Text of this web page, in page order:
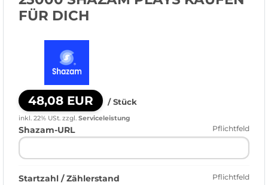
FÜR DICH
48,08 EUR / Stück
inkl. 22% USt. zzgl. Serviceleistung
Shazam-URL Pflichtfeld
Startzahl / Zählerstand
Pflichtfeld